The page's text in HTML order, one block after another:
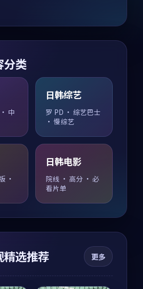
分类
中
日韩综艺
罗 PD · 综艺巴士
· 慢综艺
·
日韩电影
院线 · 高分 · 必
看片单
精选推荐 更多